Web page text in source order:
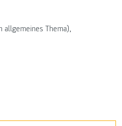
allgemeines Thema),